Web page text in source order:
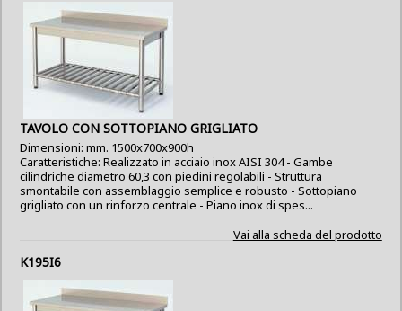
TAVOLO CON SOTTOPIANO GRIGLIATO
Dimensioni: mm. 1500x700x900h
Caratteristiche: Realizzato in acciaio inox AISI 304 - Gambe
cilindriche diametro 60,3 con piedini regolabili - Struttura
smontabile con assemblaggio semplice e robusto - Sottopiano
grigliato con un rinforzo centrale - Piano inox di spes...
Vai alla scheda del prodotto
K195I6